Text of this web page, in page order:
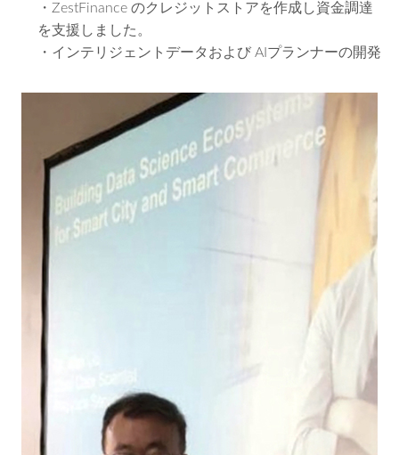
・ZestFinance のクレジットストアを作成し資金調達
を支援しました。
・インテリジェントデータおよび AIプランナーの開発